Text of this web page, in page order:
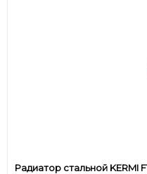
Радиатор стальной KERMI